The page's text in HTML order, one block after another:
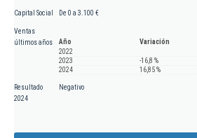
Capital Social De 0 a 3.100 €
Ventas
últimos años
Año
Variación
2022
2023
-16,8 %
2024
16,85 %
Resultado
2024
Negativo